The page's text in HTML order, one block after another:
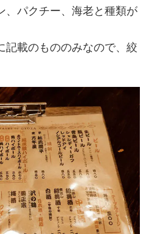
、パクチー、海老と種類が
記載のもののみなので、絞